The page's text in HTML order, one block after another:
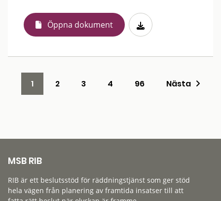
Öppna dokument
1 2 3 4 96 Nästa
MSB RIB
RIB är ett beslutsstöd för räddningstjänst som ger stöd
hela vägen från planering av framtida insatser till att